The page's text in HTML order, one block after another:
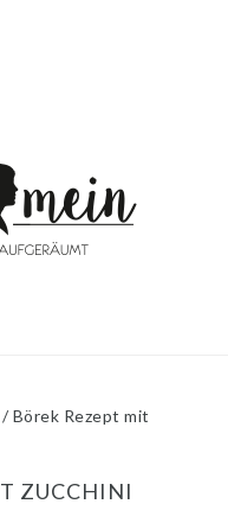
/ Börek Rezept mit
ZUCCHINI